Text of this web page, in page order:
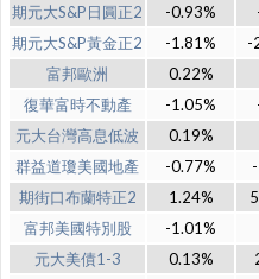
期元大S&P日圓正2
-0.93%
期元大S&P黃金正2
-1.81% -
富邦歐洲
0.22%
復華富時不動產
-1.05%
元大台灣高息低波
0.19%
群益道瓊美國地產
-0.77%
期街口布蘭特正2
1.24%
富邦美國特別股
-1.01%
元大美債1-3
0.13%